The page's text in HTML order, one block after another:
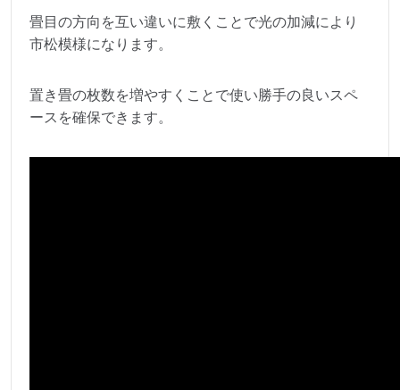
畳目の方向を互い違いに敷くことで光の加減により
市松模様になります。
置き畳の枚数を増やすくことで使い勝手の良いスペ
ースを確保できます。